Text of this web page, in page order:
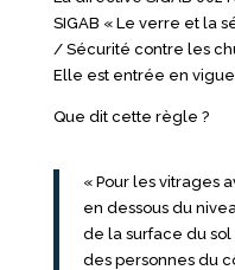
SIGAB « Le verre et la
/ Sécurité contre les
Elle est entrée en
Que dit cette règle ?
« Pour les vitrages
en dessous du
de la surface du
des personnes du